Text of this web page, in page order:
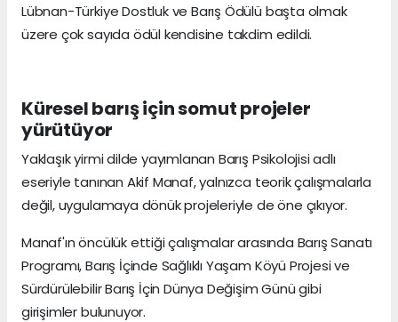
Lübnan-Türkiye Dostluk ve Barış Ödülü başta olmak
üzere çok sayıda ödül kendisine takdim edildi.
Küresel barış için somut projeler
yürütüyor
Yaklaşık yirmi dilde yayımlanan Barış Psikolojisi adlı
eseriyle tanınan Akif Manaf, yalnızca teorik çalışmalarla
değil, uygulamaya dönük projeleriyle de öne çıkıyor.
Manaf'ın öncülük ettiği çalışmalar arasında Barış Sanatı
Programı, Barış İçinde Sağlıklı Yaşam Köyü Projesi ve
Sürdürülebilir Barış İçin Dünya Değişim Günü gibi
girişimler bulunuyor.